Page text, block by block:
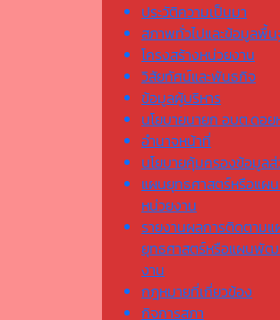
ประวัติความเป็นมา
สภาพทั่วไปและข้อมูลพื้
โครงสร้างหน่วยงาน
วิสัยทัศน์และพันธกิจ
ข้อมูลผู้บริหาร
นโยบายนายก อบต.ดอ
อำนาจหน้าที่
นโยบายคุ้มครองข้อมูล
แผนยุทธศาสตร์หรือแ
หน่วยงาน
รายงานผลการติดตามแ
ยุทธศาสตร์หรือแผนพั
งาน
กฎหมายที่เกี่ยวข้อง
กิจการสภา